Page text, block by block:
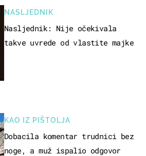
KAO IZ PIŠTOLJA
Dobacila komentar trudnici bez
noge, a muž ispalio odgovor
NASLJEDNIK
Nasljednik: Nije očekivala
takve uvrede od vlastite majke